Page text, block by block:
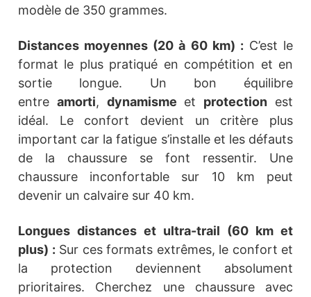
modèle de 350 grammes.
Distances moyennes (20 à 60 km) : C’est le
format le plus pratiqué en compétition et en
sortie longue. Un bon équilibre
entre amorti, dynamisme et protection est
idéal. Le confort devient un critère plus
important car la fatigue s’installe et les défauts
de la chaussure se font ressentir. Une
chaussure inconfortable sur 10 km peut
devenir un calvaire sur 40 km.
Longues distances et ultra-trail (60 km et
plus) : Sur ces formats extrêmes, le confort et
la protection deviennent absolument
prioritaires. Cherchez une chaussure avec